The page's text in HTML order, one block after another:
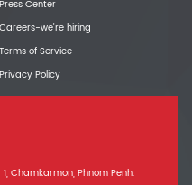
Press Center
Careers-we're hiring
Terms of Service
Privacy Policy
Chamkarmon, Phnom Penh.